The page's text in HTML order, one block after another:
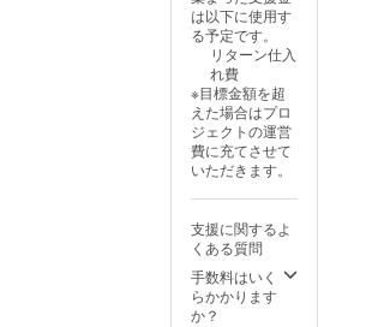
い。
お受け取り
いただけず
弊社倉庫に
返送された
場合、再送
手数料およ
び送料（合
計1,500円・
税込）をご
負担いただ
きます。
する為
に工数
削減を
してお
り出荷
連絡は
致しま
せん。
活動報
告をご
覧くだ
さい。
※保管期
限超過
などに
より荷
場合が
ござい
ます。
※商品代
を安く
する為
に工数
削減を
してお
り出荷
連絡は
せん。
活動報
告をご
覧くだ
敏・口
腔ケア
【配送
商品到
着は最
短で
2025年
8月、遅
くとも9
定して
おりま
す。 ※
製造状
況によ
は以下に使用す
る予定です。
リターン仕入
れ費
※目標金額を超
えた場合はプロ
ジェクトの運営
費に充てさせて
いただきます。
支援に関するよ
くある質問
手数料はいく
らかかります
か？